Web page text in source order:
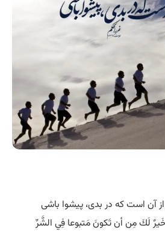
از آن است كه در بدى، پيشوا باشى
خَيرٌ لَكَ مِن أن تَكونَ مَتبوعا فِي الشَّرِّ